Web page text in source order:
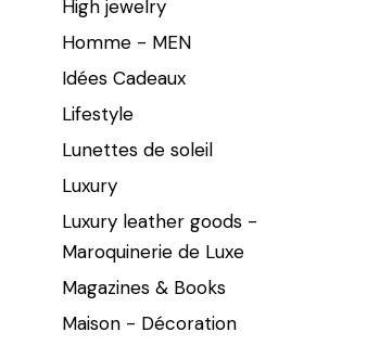
High jewelry
Homme - MEN
Idées Cadeaux
Lifestyle
Lunettes de soleil
Luxury
Luxury leather goods -
Maroquinerie de Luxe
Magazines & Books
Maison - Décoration